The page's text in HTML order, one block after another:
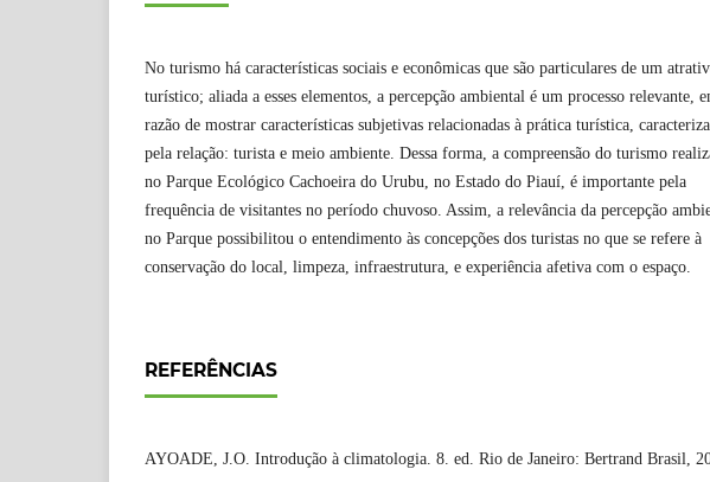
No turismo há características sociais e econômicas que são particulares de um
turístico; aliada a esses elementos, a percepção ambiental é um processo relevante,
razão de mostrar características subjetivas relacionadas à prática turística,
pela relação: turista e meio ambiente. Dessa forma, a compreensão do turismo
no Parque Ecológico Cachoeira do Urubu, no Estado do Piauí, é importante pela
frequência de visitantes no período chuvoso. Assim, a relevância da percepção
no Parque possibilitou o entendimento às concepções dos turistas no que se refere à
conservação do local, limpeza, infraestrutura, e experiência afetiva com o espaço.
REFERÊNCIAS
AYOADE, J.O. Introdução à climatologia. 8. ed. Rio de Janeiro: Bertrand Brasil,